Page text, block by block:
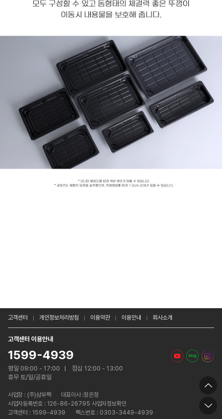
고객센터 개인정보처리방침 이용약관 이용안내 회사소개
고객센터 이용안내
1599-4939
평일 09:00 - 17:00
점심 12:00 - 13:00
휴무 토/일/공휴일
사업장 : (주)삼부팩
대표이사 :장은정
사업자등록번호 : 126-86-26795 사업자정보확인
고객센터 : 1599-4939
팩스번호 : 0303-3449-4939